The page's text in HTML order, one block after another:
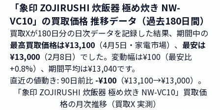
「象印 ZOJIRUSHI 炊飯器 極め炊き NW-
VC10」の買取価格 推移データ（過去180日間）
買取Xが180日分の日次データを記録した結果、期間中の
最高買取価格は¥13,100 （4月5日・家電市場）、 最安は
¥13,000 （2月8日）でした。変動幅は¥100（最安比
+0.8%）、期間平均は¥13,040です。
直近の値動き: 90日前比 -¥100 （¥13,100→¥13,000）。
「象印 ZOJIRUSHI 炊飯器 極め炊き NW-VC10」買取価
格の月次推移（買取X 実測）